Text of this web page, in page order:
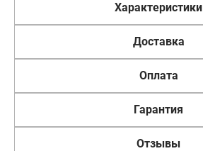
Характеристики
Доставка
Оплата
Гарантия
Отзывы